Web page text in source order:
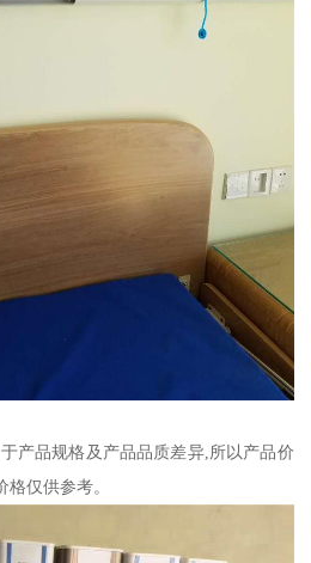
产品规格及产品品质差异,所以产品价
仅供参考。